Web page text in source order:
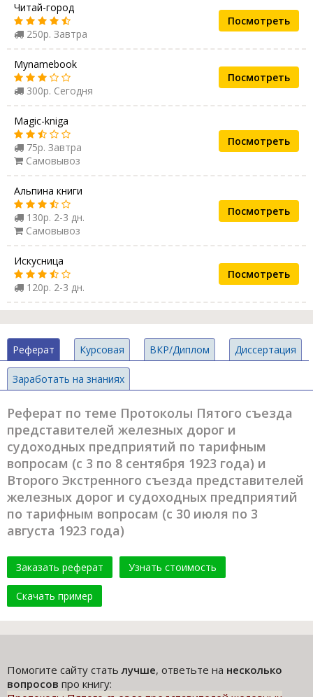
Читай-город
250р. Завтра
Посмотреть
Mynamebook
300р. Сегодня
Посмотреть
Magic-kniga
75р. Завтра
Самовывоз
Посмотреть
Альпина книги
130р. 2-3 дн.
Самовывоз
Посмотреть
Искусница
120р. 2-3 дн.
Посмотреть
Реферат Курсовая ВКР/Диплом Диссертация
Заработать на знаниях
Реферат по теме Протоколы Пятого съезда
представителей железных дорог и
судоходных предприятий по тарифным
вопросам (с 3 по 8 сентября 1923 года) и
Второго Экстренного съезда представителей
железных дорог и судоходных предприятий
по тарифным вопросам (с 30 июля по 3
августа 1923 года)
Заказать реферат Узнать стоимость
Скачать пример
Помогите сайту статьлучше, ответьте на несколько
вопросов про книгу: